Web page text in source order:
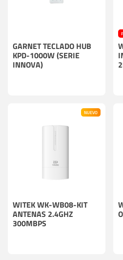
GARNET TECLADO HUB
KPD-1000W (SERIE
INNOVA)
NUEVO
WITEK WK-WB08-KIT
ANTENAS 2.4GHZ
300MBPS